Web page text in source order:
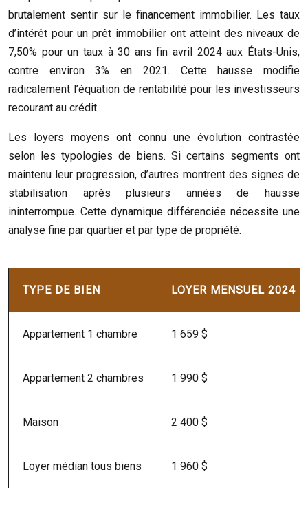
brutalement sentir sur le financement immobilier. Les taux
d’intérêt pour un prêt immobilier ont atteint des niveaux de
7,50% pour un taux à 30 ans fin avril 2024 aux États-Unis,
contre environ 3% en 2021. Cette hausse modifie
radicalement l’équation de rentabilité pour les investisseurs
recourant au crédit.
Les loyers moyens ont connu une évolution contrastée
selon les typologies de biens. Si certains segments ont
maintenu leur progression, d’autres montrent des signes de
stabilisation après plusieurs années de hausse
ininterrompue. Cette dynamique différenciée nécessite une
analyse fine par quartier et par type de propriété.
TYPE DE BIEN LOYER MENSUEL 2024
Appartement 1 chambre 1 659 $
Appartement 2 chambres 1 990 $
Maison 2 400 $
Loyer médian tous biens 1 960 $